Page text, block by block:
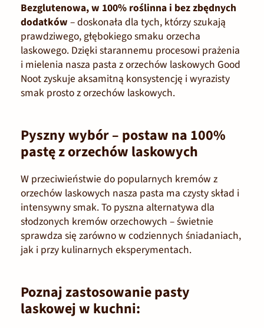
Bezglutenowa, w 100% roślinna i bez zbędnych
dodatków – doskonała dla tych, którzy szukają
prawdziwego, głębokiego smaku orzecha
laskowego. Dzięki starannemu procesowi prażenia
i mielenia nasza pasta z orzechów laskowych Good
Noot zyskuje aksamitną konsystencję i wyrazisty
smak prosto z orzechów laskowych.
Pyszny wybór – postaw na 100%
pastę z orzechów laskowych
W przeciwieństwie do popularnych kremów z
orzechów laskowych nasza pasta ma czysty skład i
intensywny smak. To pyszna alternatywa dla
słodzonych kremów orzechowych – świetnie
sprawdza się zarówno w codziennych śniadaniach,
jak i przy kulinarnych eksperymentach.
Poznaj zastosowanie pasty
laskowej w kuchni: